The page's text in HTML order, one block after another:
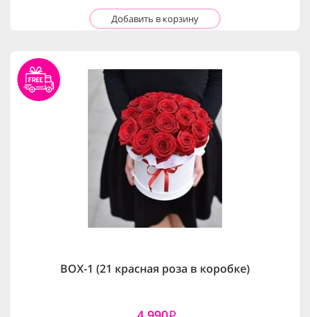
Добавить в корзину
BOX-1 (21 красная роза в коробке)